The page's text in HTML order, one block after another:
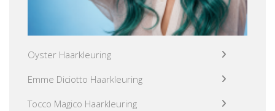
Oyster Haarkleuring
Emme Diciotto Haarkleuring
Tocco Magico Haarkleuring